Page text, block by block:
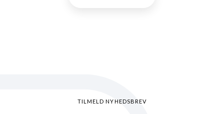
TILMELD NYHEDSBREV